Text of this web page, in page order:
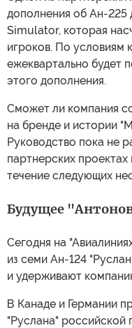
дополнения об Ан-
Simulator, которая
игроков. По условиям
ежеквартально будет
этого дополнения.
Сможет ли компания
на бренде и истории
Руководство пока не
партнерских
течение следующих
Будущее
Сегодня на
из семи Ан-124
и удерживают
В Канаде и Германии
"Руслана" российской